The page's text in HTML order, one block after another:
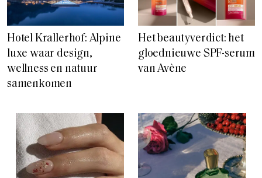
Hotel Krallerhof: Alpine
luxe waar design,
wellness en natuur
samenkomen
Het beautyverdict: het
gloednieuwe SPF-serum
van Avène